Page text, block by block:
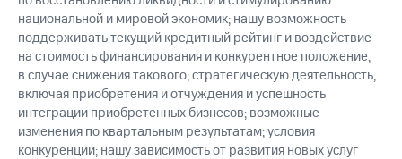
национальной и мировой экономик; нашу возможность
поддерживать текущий кредитный рейтинг и воздействие
на стоимость финансирования и конкурентное положение,
в случае снижения такового; стратегическую деятельность,
включая приобретения и отчуждения и успешность
интеграции приобретенных бизнесов; возможные
изменения по квартальным результатам; условия
конкуренции; нашу зависимость от развития новых услуг